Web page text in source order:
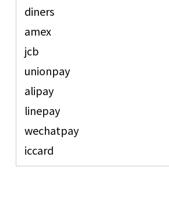
diners
amex
jcb
unionpay
alipay
linepay
wechatpay
iccard